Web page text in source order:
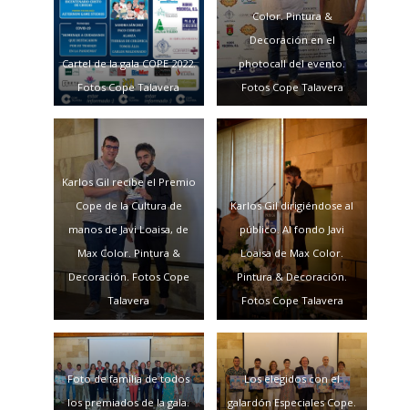
Cartel de la gala COPE 2022.
Fotos Cope Talavera
Color. Pintura &
Decoración en el
photocall del evento.
Fotos Cope Talavera
Karlos Gil recibe el Premio
Cope de la Cultura de
manos de Javi Loaisa, de
Max Color. Pintura &
Decoración. Fotos Cope
Talavera
Karlos Gil dirigiéndose al
público. Al fondo Javi
Loaisa de Max Color.
Pintura & Decoración.
Fotos Cope Talavera
Foto de familia de todos
los premiados de la gala.
Los elegidos con el
galardón Especiales Cope.